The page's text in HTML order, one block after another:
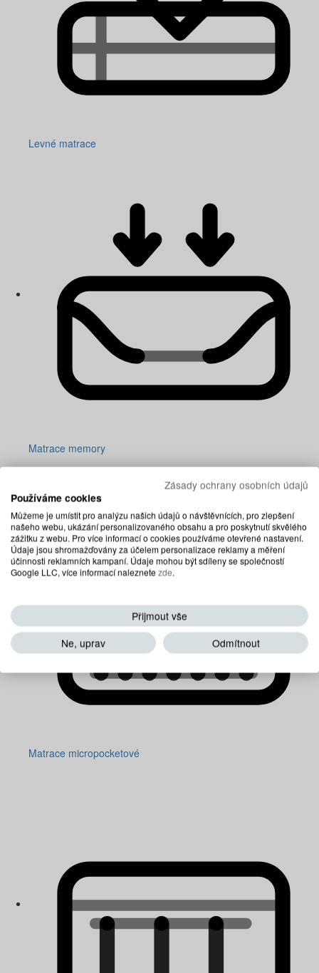
Levné matrace
Matrace memory
Matrace micropocketové
Zásady ochrany osobních údajů
Používáme cookies
Můžeme je umístit pro analýzu našich údajů o návštěvnících, pro zlepšení
našeho webu, ukázání personalizovaného obsahu a pro poskytnutí skvělého
zážitku z webu. Pro více informací o cookies používáme otevřené nastavení.
Údaje jsou shromažďovány za účelem personalizace reklamy a měření
účinnosti reklamních kampaní. Údaje mohou být sdíleny se společností
Google LLC, více informací naleznetezde.
Přijmout vše
Ne, uprav
Odmítnout